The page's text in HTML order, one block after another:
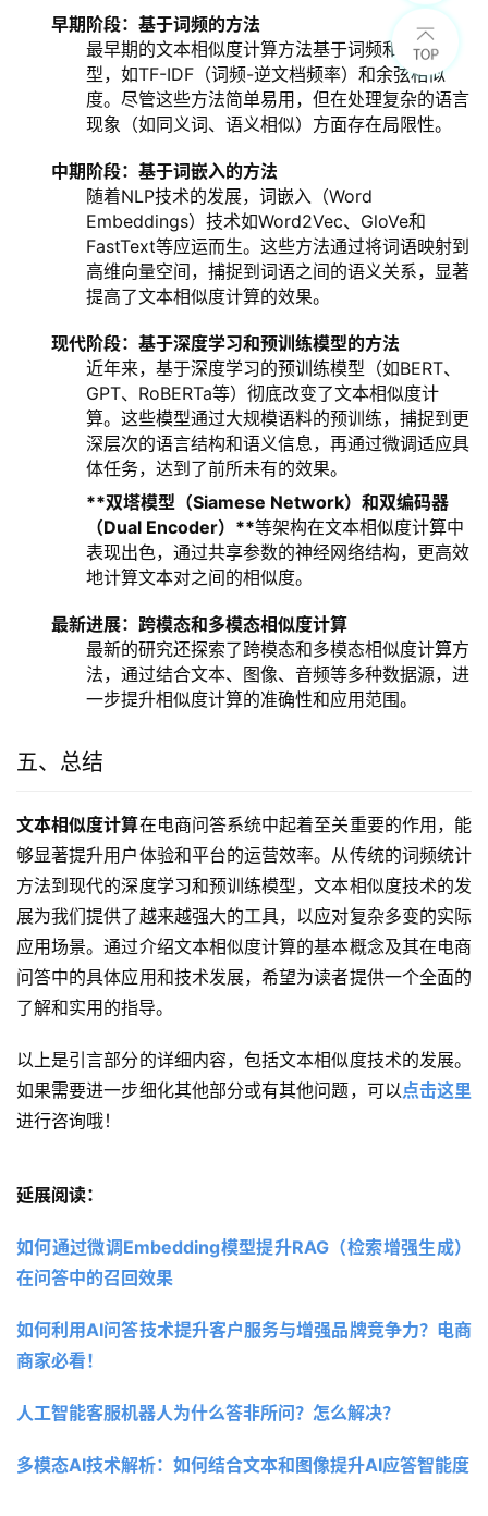
早期阶段：基于词频的方法
最早期的文本相似度计算方法基于词频和统计模
型，如TF-IDF（词频-逆文档频率）和余弦相似
度。尽管这些方法简单易用，但在处理复杂的语言
现象（如同义词、语义相似）方面存在局限性。
中期阶段：基于词嵌入的方法
随着NLP技术的发展，词嵌入（Word
Embeddings）技术如Word2Vec、GloVe和
FastText等应运而生。这些方法通过将词语映射到
高维向量空间，捕捉到词语之间的语义关系，显著
提高了文本相似度计算的效果。
现代阶段：基于深度学习和预训练模型的方法
近年来，基于深度学习的预训练模型（如BERT、
GPT、RoBERTa等）彻底改变了文本相似度计
算。这些模型通过大规模语料的预训练，捕捉到更
深层次的语言结构和语义信息，再通过微调适应具
体任务，达到了前所未有的效果。
**双塔模型（Siamese Network）和双编码器
（Dual Encoder）**等架构在文本相似度计算中
表现出色，通过共享参数的神经网络结构，更高效
地计算文本对之间的相似度。
最新进展：跨模态和多模态相似度计算
最新的研究还探索了跨模态和多模态相似度计算方
法，通过结合文本、图像、音频等多种数据源，进
一步提升相似度计算的准确性和应用范围。
五、总结
文本相似度计算在电商问答系统中起着至关重要的作用，能
够显著提升用户体验和平台的运营效率。从传统的词频统计
方法到现代的深度学习和预训练模型，文本相似度技术的发
展为我们提供了越来越强大的工具，以应对复杂多变的实际
应用场景。通过介绍文本相似度计算的基本概念及其在电商
问答中的具体应用和技术发展，希望为读者提供一个全面的
了解和实用的指导。
以上是引言部分的详细内容，包括文本相似度技术的发展。
如果需要进一步细化其他部分或有其他问题，可以点击这里
进行咨询哦！
延展阅读：
如何通过微调Embedding模型提升RAG（检索增强生成）
在问答中的召回效果
如何利用AI问答技术提升客户服务与增强品牌竞争力？电商
商家必看！
人工智能客服机器人为什么答非所问？怎么解决？